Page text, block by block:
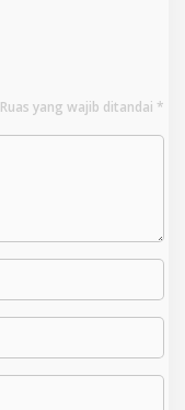
Ruas yang wajib ditandai *